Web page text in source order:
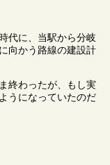
代に、当駅から分岐
向かう路線の建設計
終わったが、もし実
うになっていたのだ